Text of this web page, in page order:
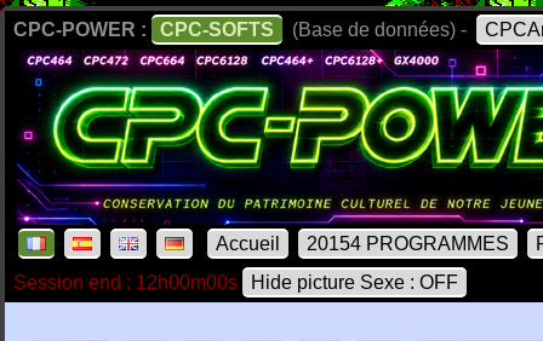
CPC-POWER : CPC-SOFTS (Base de données) -
Accueil 20154 PROGRAMMES
Session end : 12h00m00s
Hide picture Sexe : OFF